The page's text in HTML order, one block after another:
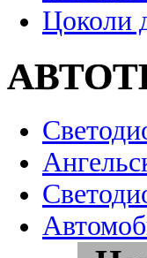
Цоколи